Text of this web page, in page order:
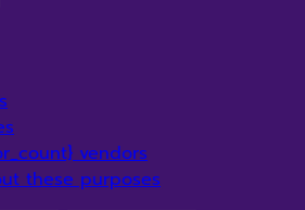
vendors
these purposes